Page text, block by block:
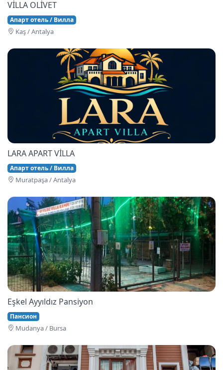
VİLLA OLİVET
Апарт отель / Вилла
Kaş / Antalya
LARA APART VİLLA
Апарт отель / Вилла
Muratpaşa / Antalya
Eşkel Ayyıldız Pansiyon
Пансион
Mudanya / Bursa